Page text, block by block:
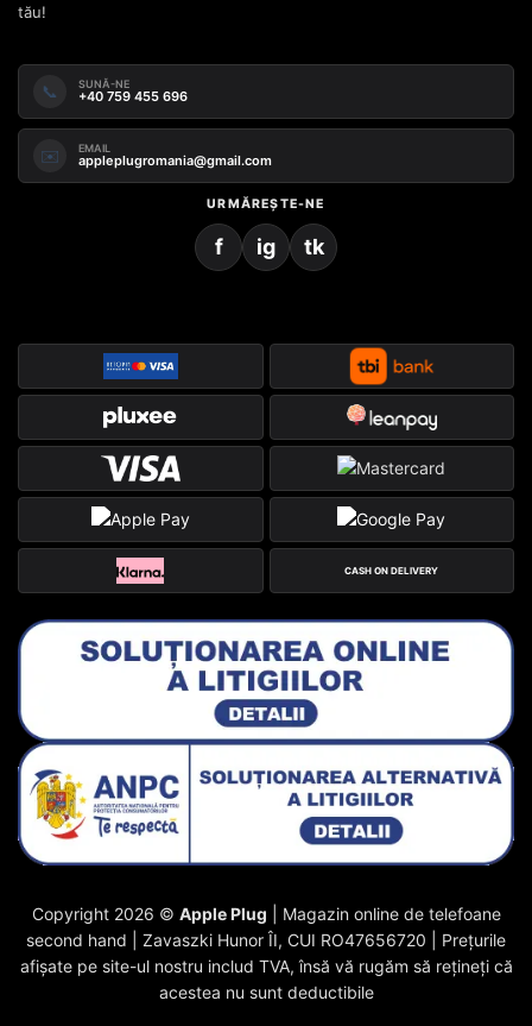
tău!
📞 SUNĂ-NE
+40 759 455 696
✉️ EMAIL
appleplugromania@gmail.com
URMĂREȘTE-NE
f ig tk
CASH ON DELIVERY
Copyright 2026 © Apple Plug | Magazin online de telefoane
second hand | Zavaszki Hunor ÎI, CUI RO47656720 | Prețurile
afișate pe site-ul nostru includ TVA, însă vă rugăm să rețineți că
acestea nu sunt deductibile